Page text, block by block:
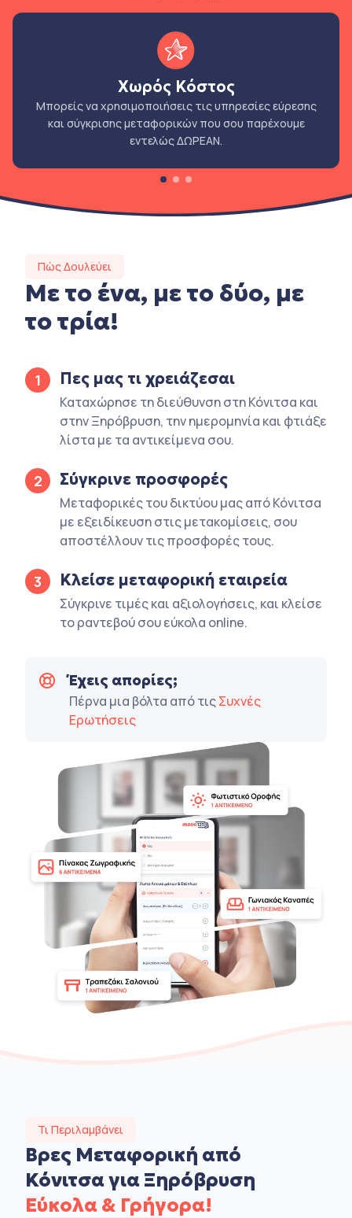
Χωρός Κόστος
Μπορείς να χρησιμοποιήσεις τις υπηρεσίες εύρεσης
και σύγκρισης μεταφορικών που σου παρέχουμε
εντελώς ΔΩΡΕΑΝ.
Πώς Δουλεύει
Με το ένα, με το δύο, με
το τρία!
1 Πες μας τι χρειάζεσαι
Καταχώρησε τη διεύθυνση στη Κόνιτσα και
στην Ξηρόβρυση, την ημερομηνία και φτιάξε
λίστα με τα αντικείμενα σου.
2 Σύγκρινε προσφορές
Μεταφορικές του δικτύου μας από Κόνιτσα
με εξειδίκευση στις μετακομίσεις, σου
αποστέλλουν τις προσφορές τους.
3 Κλείσε μεταφορική εταιρεία
Σύγκρινε τιμές και αξιολογήσεις, και κλείσε
το ραντεβού σου εύκολα online.
Έχεις απορίες;
Πέρνα μια βόλτα από τιςΣυχνές
Ερωτήσεις
Τι Περιλαμβάνει
Βρες Μεταφορική από
Κόνιτσα για Ξηρόβρυση
Εύκολα & Γρήγορα!